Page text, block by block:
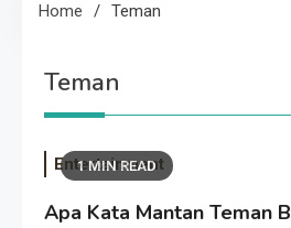
Home Teman
Teman
1 MIN READ
Entertainment
Apa Kata Mantan Teman